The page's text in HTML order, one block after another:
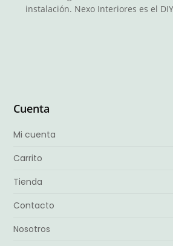
instalación. Nexo Interiores es el
Cuenta
Mi cuenta
Carrito
Tienda
Contacto
Nosotros